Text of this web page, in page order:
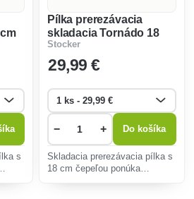
s
Pílka prerezávacia
skladacia Tornádo 18
cm Stocker
Stocker
29,99 €
− + Do košíka
Skladacia prerezávacia pílka s
18 cm čepeľou ponúka